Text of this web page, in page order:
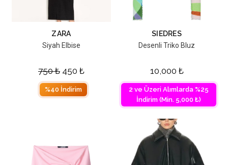
ZARA
Siyah Elbise
750₺ 450 ₺
%40 İndirim
SIEDRES
Desenli Triko Bluz
10,000 ₺
2 ve Üzeri Alımlarda %25
İndirim (Min. 5,000 ₺)